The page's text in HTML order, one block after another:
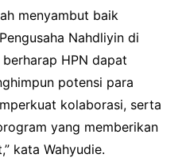
menyambut baik
Nahdliyin di
HPN dapat
potensi para
kolaborasi, serta
yang memberikan
kata Wahyudie.